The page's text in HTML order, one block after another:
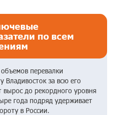
по всем
перевалки
Владивосток за всю его
до рекордного уровня
года подряд удерживает
в России.